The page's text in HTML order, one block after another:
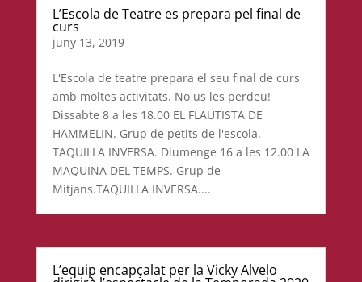
L’Escola de Teatre es prepara pel final de
curs
juny 13, 2019
L'Escola de teatre prepara el seu final de curs
amb moltes activitats. No us les perdeu!
Dissabte 8 a les 18.00 EL FLAUTISTA DE
HAMMELIN. Grup de petits de l'escola.
TAQUILLA INVERSA. Diumenge 16 a les 12.00 LA
MAQUINA DEL TEMPS. Grup de
Mitjans.TAQUILLA INVERSA....
L’equip encapçalat per la Vicky Alvelo